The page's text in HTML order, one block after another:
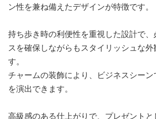
ン性を兼ね備えたデザインが特徴です。
持ち歩き時の利便性を重視した設計で
スを確保しながらもスタイリッシュな外
す。
チャームの装飾により、ビジネスシー
を演出できます。
高級感のある仕上がりで、プレゼント